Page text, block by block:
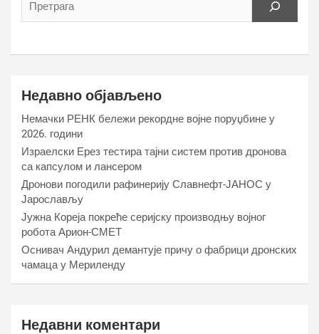
Недавно објављено
Немачки РЕНК бележи рекордне војне поруџбине у
2026. години
Израелски Ерез тестира тајни систем против дронова
са капсулом и лансером
Дронови погодили рафинерију Славнефт-ЈАНОС у
Јарослављу
Јужна Кореја покреће серијску производњу војног
робота Арион-СМЕТ
Оснивач Андурил демантује причу о фабрици дронских
чамаца у Мериленду
Недавни коментари